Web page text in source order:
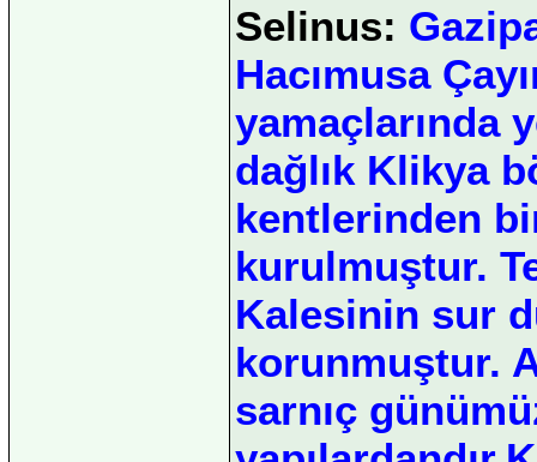
Selinus:
Hacımusa
yamaçlarında
dağlık Klikya
kentlerinden
kurulmuştur.
Kalesinin sur
korunmuştur.
sarnıç